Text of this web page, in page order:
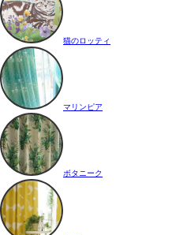
猫のロッティ
マリンピア
ボタニーク